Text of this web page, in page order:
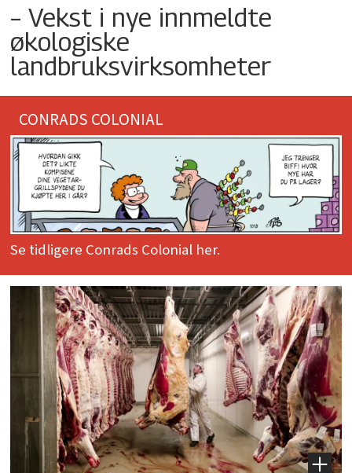
– Vekst i nye innmeldte
økologiske
landbruksvirksomheter
CONRADS COLONIAL
Se tidligere Conrads Colonial her.